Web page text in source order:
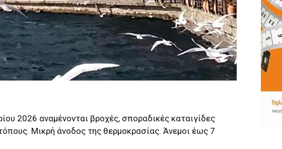
2026 αναμένονται βροχές, σποραδικές καταιγίδες
Μικρή άνοδος της θερμοκρασίας. Άνεμοι έως 7